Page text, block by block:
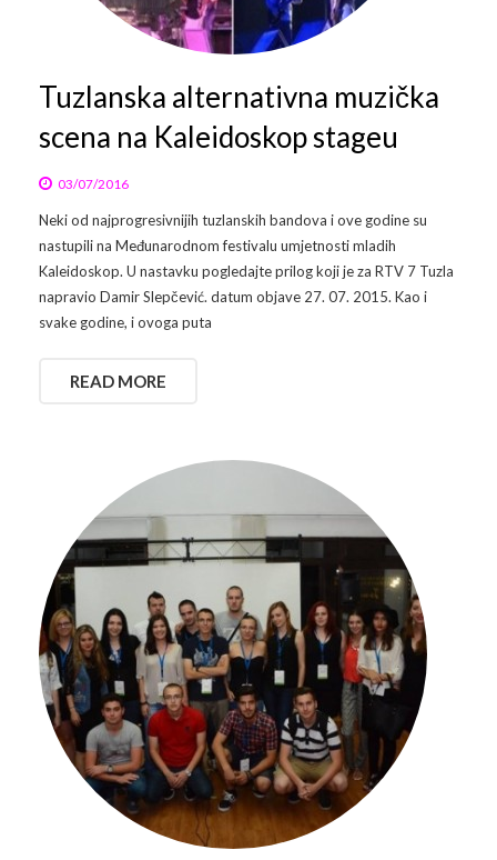
Tuzlanska alternativna muzička
scena na Kaleidoskop stageu
03/07/2016
Neki od najprogresivnijih tuzlanskih bandova i ove godine su
nastupili na Međunarodnom festivalu umjetnosti mladih
Kaleidoskop. U nastavku pogledajte prilog koji je za RTV 7 Tuzla
napravio Damir Slepčević. datum objave 27. 07. 2015. Kao i
svake godine, i ovoga puta
READ MORE